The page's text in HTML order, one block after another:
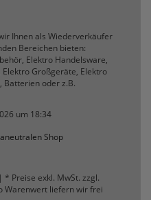
Ihnen als Wiederverkäufer
Bereichen bieten:
Elektro Handelsware,
Großgeräte, Elektro
Batterien oder z.B.
um 18:34
Shop
Preise exkl. MwSt. zzgl.
Warenwert liefern wir frei